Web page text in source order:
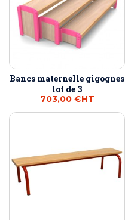
Bancs maternelle gigognes
lot de 3
703,00 €HT